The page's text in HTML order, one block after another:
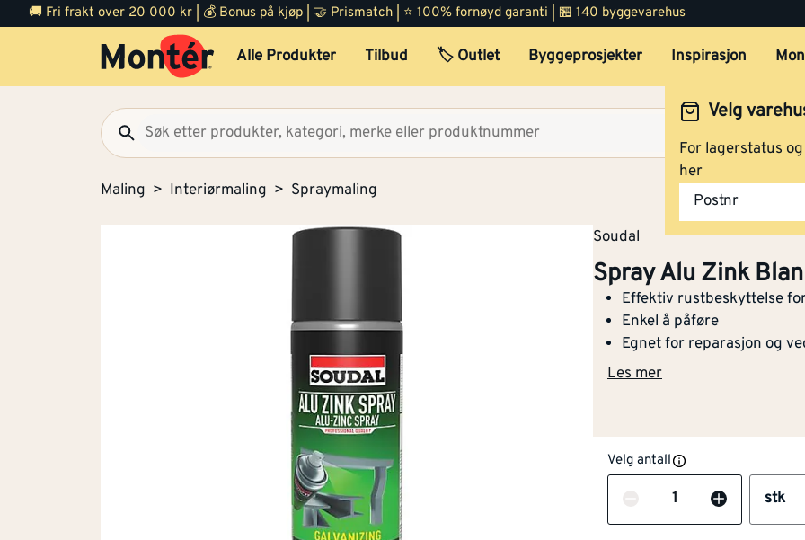
🚚 Fri frakt over 20 000 kr | 💰 Bonus på kjøp | 🤝 Prismatch | ⭐ 100% fornøyd garanti | 🏪 140 byggevarehus
Alle Produkter Tilbud 🏷️ Outlet Byggeprosjekter Inspirasjon
Velg
For lagerstatus
her
Postnr
Maling Interiørmaling Spraymaling
Soudal
Spray Alu Zink
Effektiv rustbeskyttelse
Enkel å påføre
Egnet for reparasjon og
Les mer
Velg antall
Antall stk
NOBB 60043424